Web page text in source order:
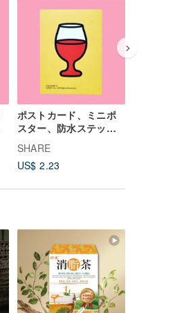
ポストカード、ミニポ
スター、防水ステッカ
ー、バイク用ステッカ
ー、スーツケースステ
ッカー、ワイン、カー
SHARE
US$ 2.23